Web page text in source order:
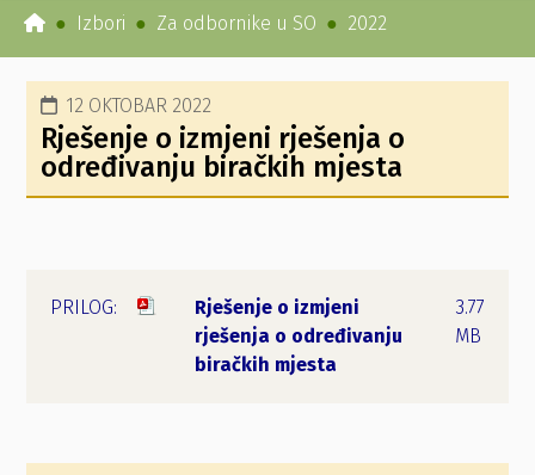
Izbori Za odbornike u SO 2022
12 OKTOBAR 2022
Rješenje o izmjeni rješenja o
određivanju biračkih mjesta
Rješenje o izmjeni
rješenja o određivanju
biračkih mjesta
3.77
MB